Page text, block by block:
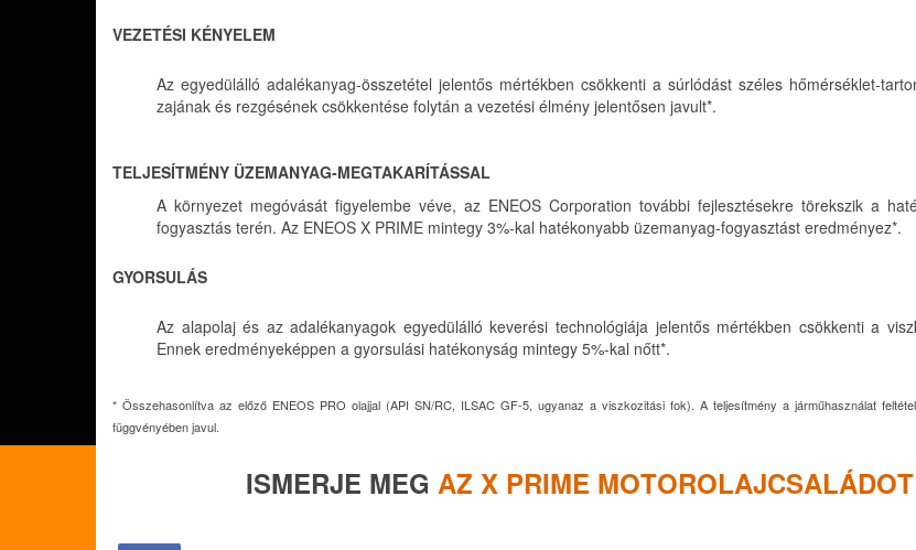
VEZETÉSI KÉNYELEM
Az egyedülálló adalékanyag-összetétel jelentős mértékben csökkenti a súrlódást széles hőmérséklet-
zajának és rezgésének csökkentése folytán a vezetési élmény jelentősen javult*.
TELJESÍTMÉNY ÜZEMANYAG-MEGTAKARÍTÁSSAL
A környezet megóvását figyelembe véve, az ENEOS Corporation további fejlesztésekre törekszik a
fogyasztás terén. Az ENEOS X PRIME mintegy 3%-kal hatékonyabb üzemanyag-fogyasztást eredményez*.
GYORSULÁS
Az alapolaj és az adalékanyagok egyedülálló keverési technológiája jelentős mértékben csökkenti a
Ennek eredményeképpen a gyorsulási hatékonyság mintegy 5%-kal nőtt*.
* Összehasonlítva az előző ENEOS PRO olajjal (API SN/RC, ILSAC GF-5, ugyanaz a viszkozitási fok). A teljesítmény a járműhasználat
függvényében javul.
ISMERJE MEG AZ X PRIME MOTOROLAJCSALÁDOT